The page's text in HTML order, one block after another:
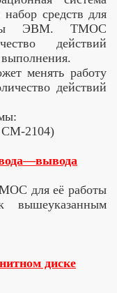
средств для
ЭВМ. ТМОС
действий
менять работу
действий
2104)
для её работы
вышеуказанным
диске